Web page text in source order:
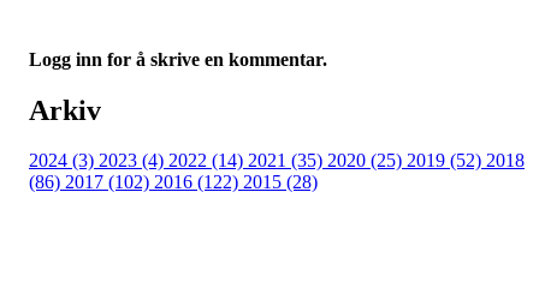
Logg inn for å skrive en kommentar.
Arkiv
2024 (3) 2023 (4) 2022 (14) 2021 (35) 2020 (25) 2019 (52) 2018
(86) 2017 (102) 2016 (122) 2015 (28)